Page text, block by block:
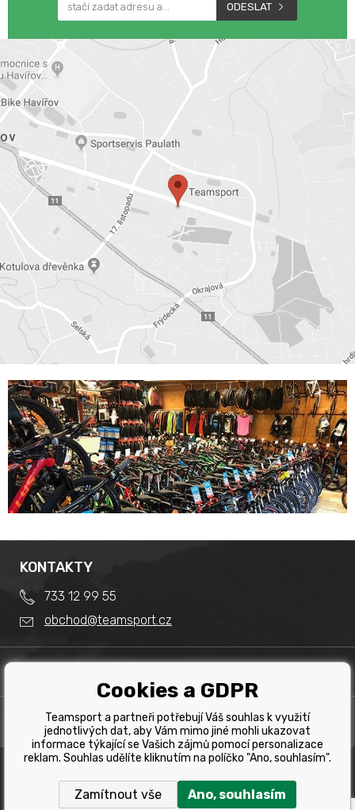
ODESLAT
Obchodní podmínky
Splátkový prodej
Reklamace
Tabulka velikostí kol
Tabulka velikostí oblečení
PRODEJNA
Team Sport - Tomáš Binar
Dlouhá 1228/44C
Havířov
KONTAKTY
733 12 99 55
obchod@teamsport.cz
Copyright © 2019 Team Sport Havířov. Všechna pravá
Cookies a GDPR
Teamsport a partneři potřebují Váš souhlas k využití
jednotlivých dat, aby Vám mimo jiné mohli ukazovat
informace týkající se Vašich zájmů pomocí personalizace
reklam. Souhlas udělíte kliknutím na políčko "Ano, souhlasím".
Zamítnout vše Ano, souhlasím